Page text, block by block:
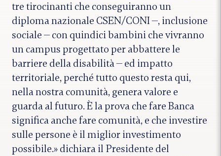
tre tirocinanti che conseguiranno un
diploma nazionale CSEN/CONI —, inclusione
sociale — con quindici bambini che vivranno
un campus progettato per abbattere le
barriere della disabilità — ed impatto
territoriale, perché tutto questo resta qui,
nella nostra comunità, genera valore e
guarda al futuro. È la prova che fare Banca
significa anche fare comunità, e che investire
sulle persone è il miglior investimento
possibile.» dichiara il Presidente del